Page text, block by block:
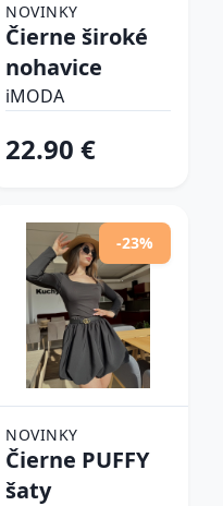
NOVINKY
Čierne široké
nohavice
iMODA
22.90 €
-23%
NOVINKY
Čierne PUFFY
šaty